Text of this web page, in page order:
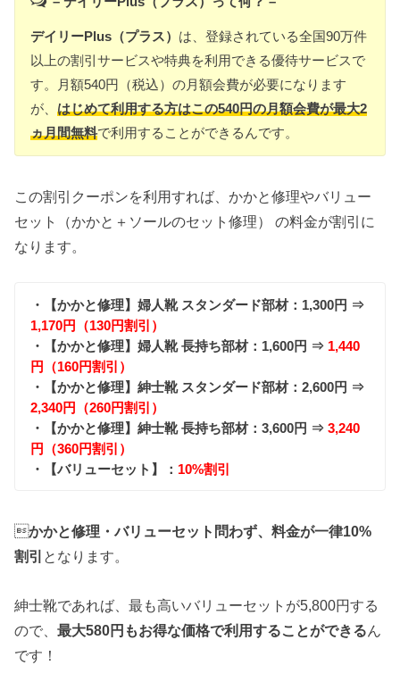
デイリーPlus（プラス） は、登録されている全国90万件
以上の割引サービスや特典を利用できる優待サービスで
す。月額540円（税込）の月額会費が必要になります
が、はじめて利用する方はこの540円の月額会費が最大2
ヵ月間無料で利用することができるんです。
この割引クーポンを利用すれば、かかと修理やバリュー
セット（かかと＋ソールのセット修理） の料金が割引に
なります。
・【かかと修理】婦人靴 スタンダード部材：1,300円 ⇒
1,170円（130円割引）
・【かかと修理】婦人靴 長持ち部材：1,600円 ⇒ 1,440
円（160円割引）
・【かかと修理】紳士靴 スタンダード部材：2,600円 ⇒
2,340円（260円割引）
・【かかと修理】紳士靴 長持ち部材：3,600円 ⇒3,240
円（360円割引）
・【バリューセット】： 10%割引
かかと修理・バリューセット問わず、料金が一律10%
割引 となります。
紳士靴であれば、最も高いバリューセットが5,800円する
ので、最大580円もお得な価格で利用することができるん
です！